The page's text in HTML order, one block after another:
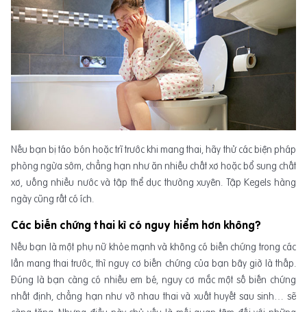
Nếu bạn bị táo bón hoặc trĩ trước khi mang thai, hãy thử các biện pháp
phòng ngừa sớm, chẳng hạn như ăn nhiều chất xơ hoặc bổ sung chất
xơ, uống nhiều nước và tập thể dục thường xuyên. Tập Kegels hàng
ngày cũng rất có ích.
Các biến chứng thai kì có nguy hiểm hơn không?
Nếu bạn là một phụ nữ khỏe mạnh và không có biến chứng trong các
lần mang thai trước, thì nguy cơ biến chứng của bạn bây giờ là thấp.
Đúng là bạn càng có nhiều em bé, nguy cơ mắc một số biến chứng
nhất định, chẳng hạn như vỡ nhau thai và xuất huyết sau sinh… sẽ